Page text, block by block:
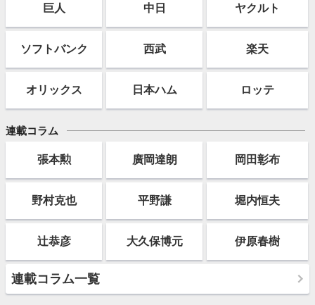
巨人 中日 ヤクルト
ソフトバンク 西武 楽天
オリックス 日本ハム ロッテ
連載コラム
張本勲 廣岡達朗 岡田彰布
野村克也 平野謙 堀内恒夫
辻恭彦 大久保博元 伊原春樹
連載コラム一覧